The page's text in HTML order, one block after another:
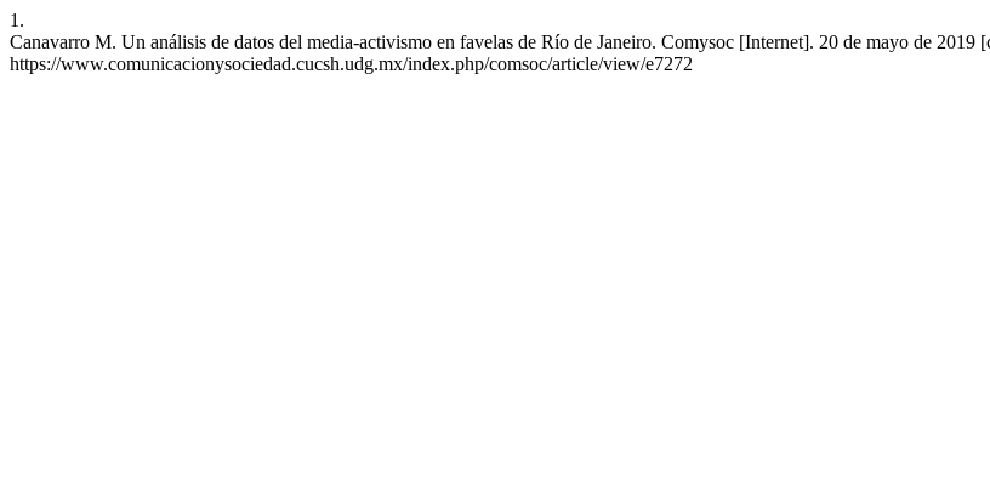
1.
Canavarro M. Un análisis de datos del media-activismo en favelas de Río de Janeiro. Comysoc [Internet]. 20 de mayo de 2019
https://www.comunicacionysociedad.cucsh.udg.mx/index.php/comsoc/article/view/e7272